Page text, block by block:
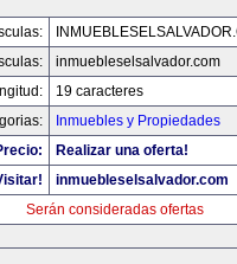
inmuebleselsalvador.com
19 caracteres
Inmuebles y Propiedades
Realizar una oferta!
inmuebleselsalvador.com
Serán consideradas ofertas